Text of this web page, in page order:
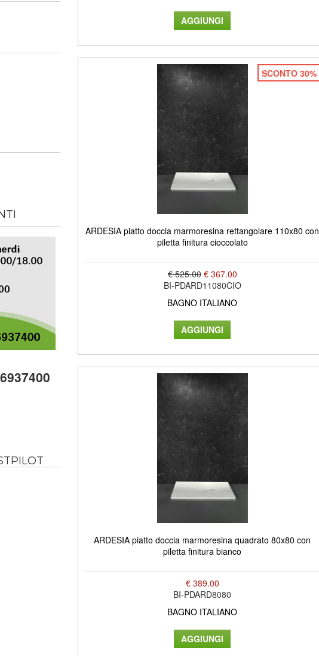
SCONTO 30%
ARDESIA piatto doccia marmoresina rettangolare 110x80 con
piletta finitura cioccolato
€ 525.00 € 367.00
BI-PDARD11080CIO
BAGNO ITALIANO
ARDESIA piatto doccia marmoresina quadrato 80x80 con
piletta finitura bianco
€ 389.00
BI-PDARD8080
BAGNO ITALIANO